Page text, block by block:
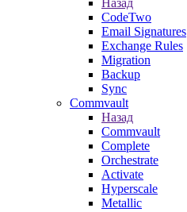
Назад
CodeTwo
Email Signatures
Exchange Rules
Migration
Backup
Sync
Commvault
Назад
Commvault
Complete
Orchestrate
Activate
Hyperscale
Metallic